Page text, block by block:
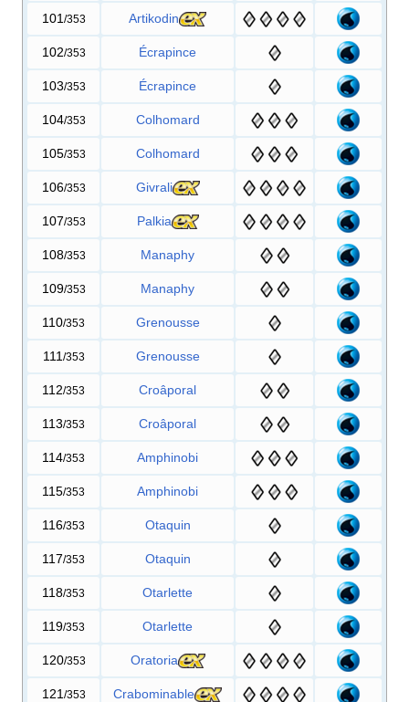
101 /353 Artikodin
102/353 Écrapince
103/353 Écrapince
104/353 Colhomard
105/353 Colhomard
106/353 Givrali
107/353 Palkia
108/353 Manaphy
109/353 Manaphy
110/353 Grenousse
111 /353 Grenousse
112/353 Croâporal
113/353 Croâporal
114/353 Amphinobi
115/353 Amphinobi
116/353 Otaquin
117/353 Otaquin
118/353 Otarlette
119/353 Otarlette
120/353 Oratoria
121 /353 Crabominable